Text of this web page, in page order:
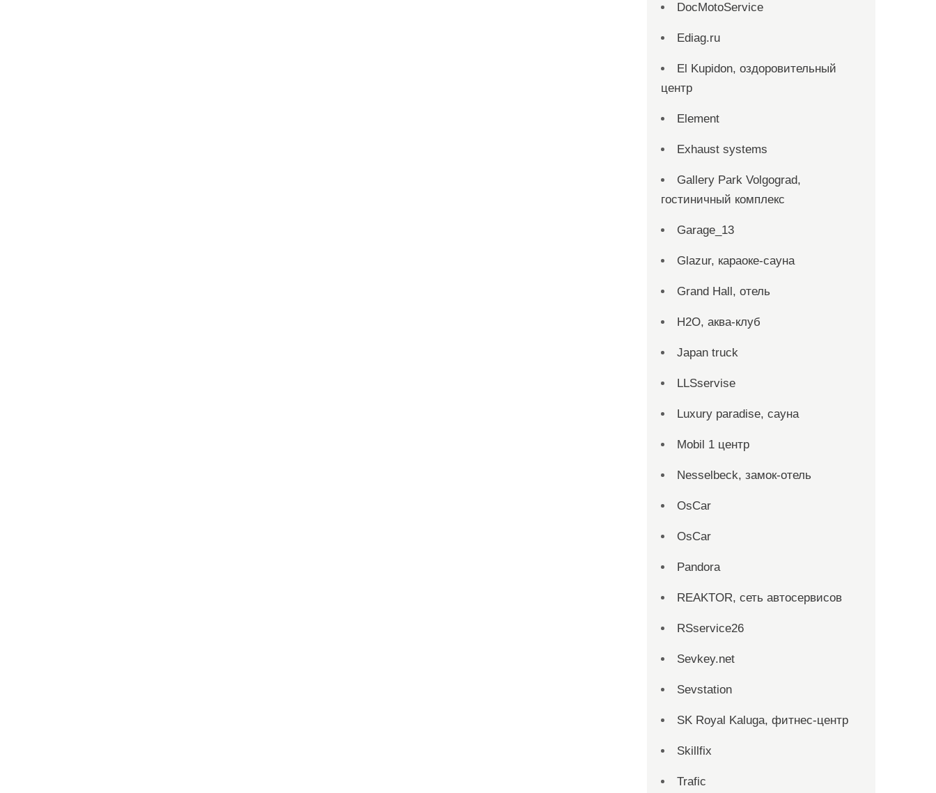
DocMotoService
Ediag.ru
El Kupidon, оздоровительный
центр
Element
Exhaust systems
Gallery Park Volgograd,
гостиничный комплекс
Garage_13
Glazur, караоке-сауна
Grand Hall, отель
H2O, аква-клуб
Japan truck
LLSservise
Luxury paradise, сауна
Mobil 1 центр
Nesselbeck, замок-отель
OsCar
OsCar
Pandora
REAKTOR, сеть автосервисов
RSservice26
Sevkey.net
Sevstation
SK Royal Kaluga, фитнес-центр
Skillfix
Trafic